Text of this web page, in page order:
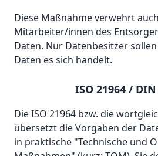
Diese Maßnahme verwehrt
Mitarbeiter/innen des
Daten. Nur Datenbesitzer
Daten es sich handelt.
ISO 21964 /
Die ISO 21964 bzw. die
übersetzt die Vorgaben der
in praktische "Technische und